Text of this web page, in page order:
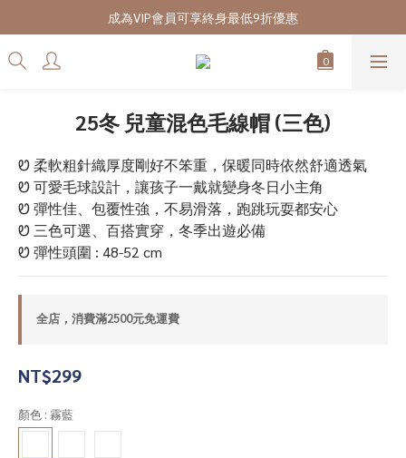
7/28-8/20 CUBi 收藏季全館買二送一
成為VIP會員可享終身最低9折優惠
7/28-8/20 CUBi 收藏季全館買二送一
25冬 兒童混色毛線帽 (三色)
Ꮼ 柔軟粗針織厚度剛好不笨重，保暖同時依然舒適透氣
Ꮼ 可愛毛球設計，讓孩子一戴就變身冬日小主角
Ꮼ 彈性佳、包覆性強，不易滑落，跑跳玩耍都安心
Ꮼ 三色可選、百搭實穿，冬季出遊必備
Ꮼ 彈性頭圍 : 48-52 cm
全店，消費滿2500元免運費
NT$299
顏色 : 霧藍